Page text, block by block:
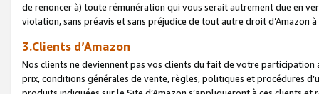
de renoncer à) toute rémunération qui vous serait autrement due en
violation, sans préavis et sans préjudice de tout autre droit
3.Clients d’Amazon
Nos clients ne deviennent pas vos clients du fait de votre
prix, conditions générales de vente, règles, politiques et procédures